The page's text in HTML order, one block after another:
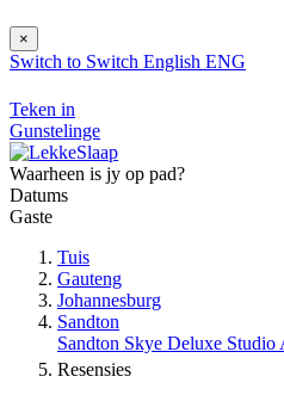
×
Switch to Switch English ENG
Teken in
Gunstelinge
Waarheen is jy op pad?
Datums
Gaste
Tuis
Gauteng
Johannesburg
Sandton
Sandton Skye Deluxe Studio
Resensies